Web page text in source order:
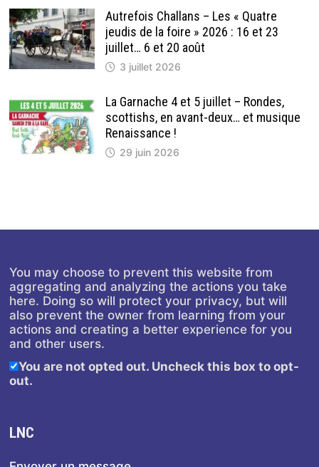
Autrefois Challans – Les « Quatre
jeudis de la foire » 2026 : 16 et 23
juillet… 6 et 20 août
3 juillet 2026
La Garnache 4 et 5 juillet – Rondes,
scottishs, en avant-deux… et musique
Renaissance !
29 juin 2026
You may choose to prevent this website from
aggregating and analyzing the actions you take
here. Doing so will protect your privacy, but will
also prevent the owner from learning from your
actions and creating a better experience for you
and other users.
You are not opted out. Uncheck this box to opt-
out.
LNC